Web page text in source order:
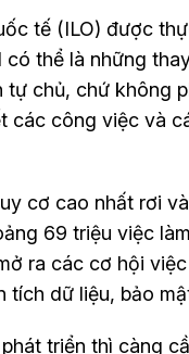
tế (ILO) được
thể là những
chủ, chứ không
các công việc và
cơ cao nhất rơi
69 triệu việc
ra các cơ hội
dữ liệu, bảo
triển thì càng